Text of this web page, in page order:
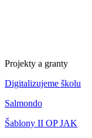
Projekty a granty
Digitalizujeme školu
Salmondo
Šablony II OP JAK